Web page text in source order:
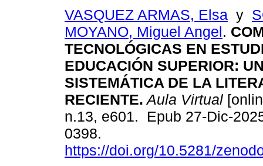
VASQUEZ ARMAS, Elsa y
MOYANO, Miguel Angel.
TECNOLÓGICAS EN
EDUCACIÓN SUPERIOR:
SISTEMÁTICA DE LA
RECIENTE. Aula Virtual
n.13, e601. Epub 27-Dic-
0398.
https://doi.org/10.5281/